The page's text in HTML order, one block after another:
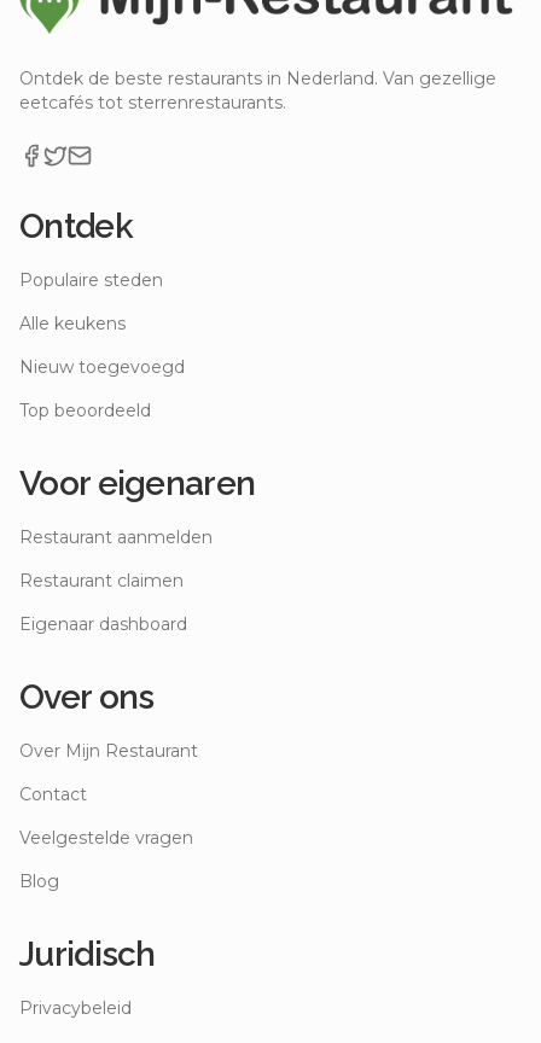
Ontdek de beste restaurants in Nederland. Van gezellige
eetcafés tot sterrenrestaurants.
Ontdek
Populaire steden
Alle keukens
Nieuw toegevoegd
Top beoordeeld
Voor eigenaren
Restaurant aanmelden
Restaurant claimen
Eigenaar dashboard
Over ons
Over Mijn Restaurant
Contact
Veelgestelde vragen
Blog
Juridisch
Privacybeleid